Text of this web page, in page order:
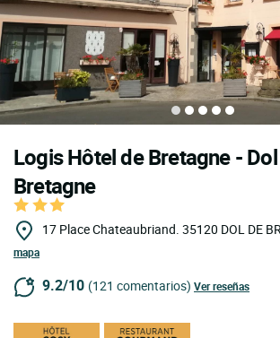
Logis Hôtel de Bretagne -
Bretagne
17 Place Chateaubriand. 35120 DOL DE
mapa
9.2/10 (121 comentarios) Ver reseñas